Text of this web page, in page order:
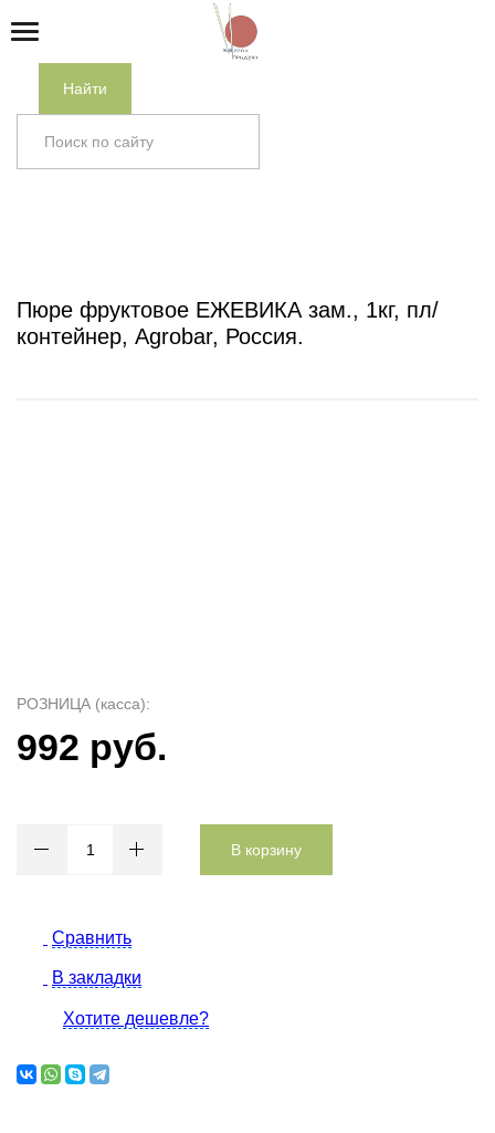
Найти
Пюре фруктовое ЕЖЕВИКА зам., 1кг, пл/
контейнер, Agrobar, Россия.
РОЗНИЦА (касса):
992 руб.
В корзину
Сравнить
В закладки
Хотите дешевле?